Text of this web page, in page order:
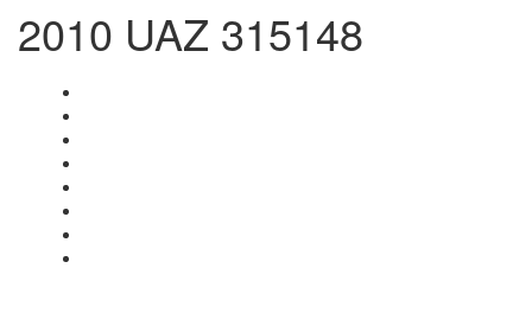
2010 UAZ 315148